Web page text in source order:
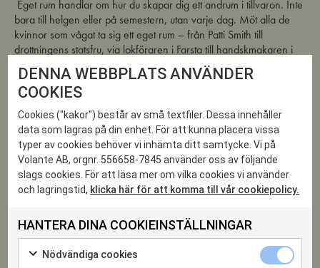
Eget rum handlar om hur du skapar dig ett andrum i tillvaron. Inte
bara till helgen eller på semestern, utan varje dag. Möt alla de
kvinnor som vågat ta sig ett eget rum – från Patti Smith till
drottningens statsfru, via lokföraren i Farsta till handskmakaren i
Paris. Det behöver inte vara ett fysiskt rum, utan en paus, ett
taktbyte och vilorum. En rad framstående forskare och lekmän
berättar här vad du har att tjäna på ett eget rum: Glöm
antidepressiva läkemedel, terapi och mindfullness. I det egna
rummet börjar du andas lugnare, sänka axlarna, få ny energi och
njuta av livet igen,
Alexandra von Schwerinär journalist och KBT-terapeut. Hon
är drivande inom kvinnohistorisk folkbildning och samhällsdebatt.
I samarbete med Langenskiölds förlag.
DENNA WEBBPLATS ANVÄNDER
COOKIES
Cookies ("kakor") består av små textfiler. Dessa innehåller
data som lagras på din enhet. För att kunna placera vissa
typer av cookies behöver vi inhämta ditt samtycke. Vi på
Volante AB, orgnr. 556658-7845 använder oss av följande
slags cookies. För att läsa mer om vilka cookies vi använder
och lagringstid, klicka här för att komma till vår cookiepolicy.
HANTERA DINA COOKIEINSTÄLLNINGAR
Nödvändiga cookies
Nödvändiga
cookies